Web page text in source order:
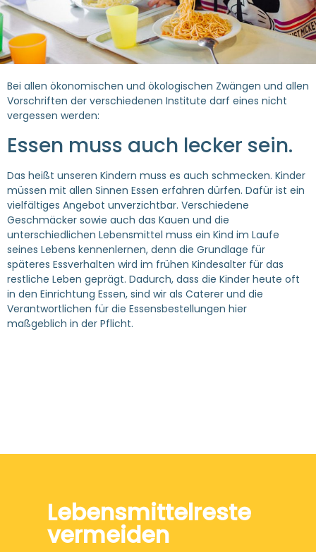
Bei allen ökonomischen und ökologischen Zwängen und allen
Vorschriften der verschiedenen Institute darf eines nicht
vergessen werden:
Essen muss auch lecker sein.
Das heißt unseren Kindern muss es auch schmecken. Kinder
müssen mit allen Sinnen Essen erfahren dürfen. Dafür ist ein
vielfältiges Angebot unverzichtbar. Verschiedene
Geschmäcker sowie auch das Kauen und die
unterschiedlichen Lebensmittel muss ein Kind im Laufe
seines Lebens kennenlernen, denn die Grundlage für
späteres Essverhalten wird im frühen Kindesalter für das
restliche Leben geprägt. Dadurch, dass die Kinder heute oft
in den Einrichtung Essen, sind wir als Caterer und die
Verantwortlichen für die Essensbestellungen hier
maßgeblich in der Pflicht.
Lebensmittelreste
vermeiden